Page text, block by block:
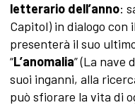
letterario dell’anno:
Capitol) in dialogo con
presenterà il suo
“L’anomalia” (La nave
suoi inganni, alla
può sfiorare la vita di